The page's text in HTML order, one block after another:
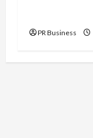
PR Business